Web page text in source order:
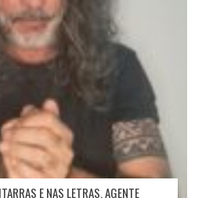
E NAS LETRAS, AGENTE